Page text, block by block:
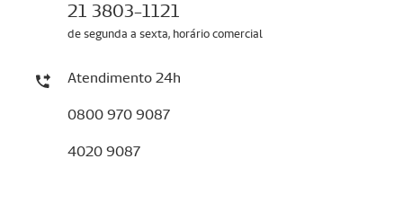
21 3803-1121
de segunda a sexta, horário comercial
Atendimento 24h
0800 970 9087
4020 9087